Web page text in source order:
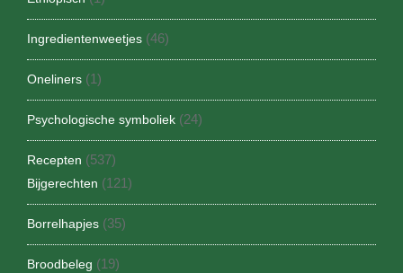
Ingredientenweetjes (46)
Oneliners (1)
Psychologische symboliek (24)
Recepten (537)
Bijgerechten (121)
Borrelhapjes (35)
Broodbeleg (19)